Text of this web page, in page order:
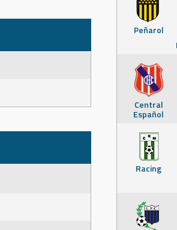
Peñarol
Central
Español
Racing